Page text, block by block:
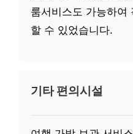
룸서비스도 가능하여
할 수 있었습니다.
기타 편의시설